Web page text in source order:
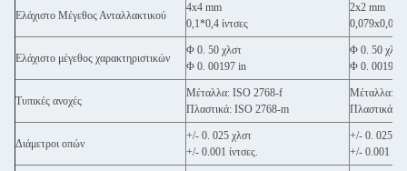
Ελάχιστο Μέγεθος Ανταλλακτικού
4x4 mm
0,1*0,4 ίντσες
2x2 mm
0,079x0,079
Ελάχιστο μέγεθος χαρακτηριστικών
Φ 0. 50 χλστ
Φ 0. 00197 in
Φ 0. 50 χλστ
Φ 0. 00197
Τυπικές ανοχές
Μέταλλα: ISO 2768-f
Πλαστικά: ISO 2768-m
Μέταλλα:
Πλαστικά:
Διάμετροι οπών
+/- 0. 025 χλστ
+/- 0.001 ίντσες.
+/- 0. 025
+/- 0.001